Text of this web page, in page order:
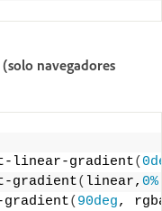
navegadores
linear-gradient(
gradient( linear, 0%
( 90deg,